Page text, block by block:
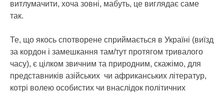
витлумачити, хоча зовні, мабуть, це виглядає саме
так.
Те, що якось спотворене сприймається в Україні (виїзд
за кордон і замешкання там/тут протягом тривалого
часу), є цілком звичним та природним, скажімо, для
представників азійських чи африканських літератур,
котрі волею особистих чи внаслідок політичних